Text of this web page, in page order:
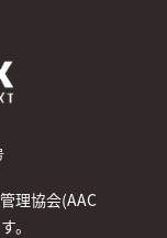
理協会(AAC
。